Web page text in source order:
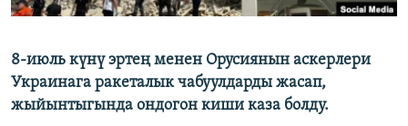
8-июль күнү эртең менен Орусиянын аскерлери
Украинага ракеталык чабуулдарды жасап,
жыйынтыгында ондогон киши каза болду.